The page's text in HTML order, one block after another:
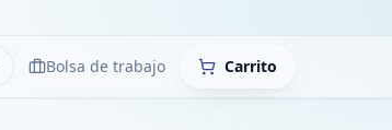
Bolsa de trabajo Carrito